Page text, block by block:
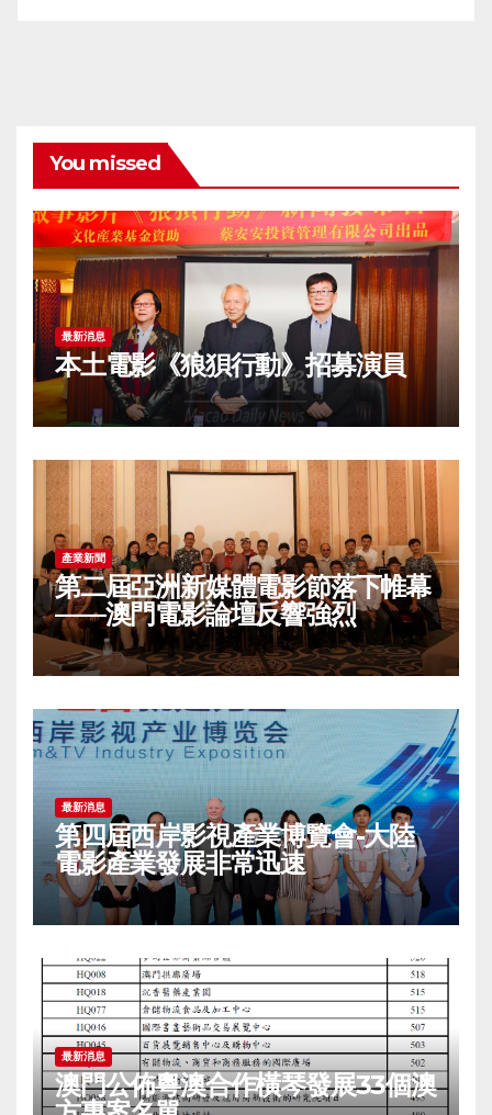
You missed
最新消息
本土電影《狼狽行動》招募演員
產業新聞
第二屆亞洲新媒體電影節落下帷幕
——澳門電影論壇反響強烈
最新消息
第四屆西岸影視產業博覽會-大陸
電影產業發展非常迅速
最新消息
澳門公佈粵澳合作橫琴發展33個澳